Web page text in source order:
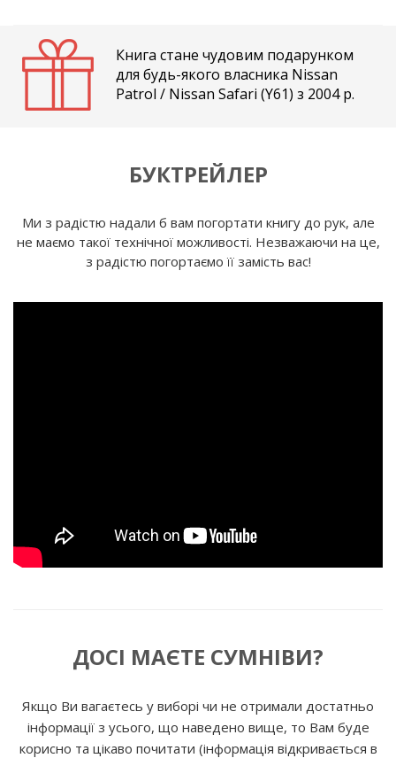
Книга стане чудовим подарунком
для будь-якого власника Nissan
Patrol / Nissan Safari (Y61) з 2004 р.
БУКТРЕЙЛЕР
Ми з радістю надали б вам погортати книгу до рук, але
не маємо такої технічної можливості. Незважаючи на це,
з радістю погортаємо її замість вас!
ДОСІ МАЄТЕ СУМНІВИ?
Якщо Ви вагаєтесь у виборі чи не отримали достатньо
інформації з усього, що наведено вище, то Вам буде
корисно та цікаво почитати (інформація відкривається в